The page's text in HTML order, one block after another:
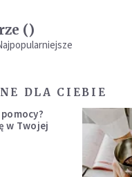
()
DLA CIEBIE
w Twojej